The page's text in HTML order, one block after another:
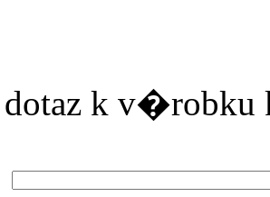
k v�robku